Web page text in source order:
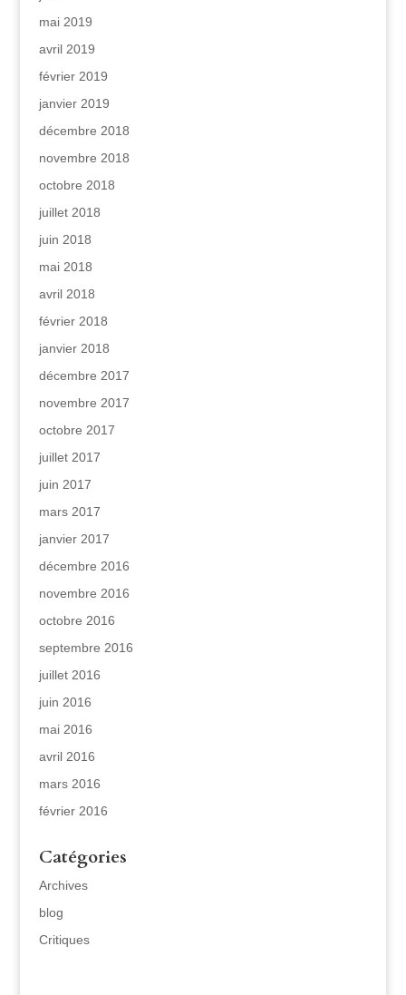
mai 2019
avril 2019
février 2019
janvier 2019
décembre 2018
novembre 2018
octobre 2018
juillet 2018
juin 2018
mai 2018
avril 2018
février 2018
janvier 2018
décembre 2017
novembre 2017
octobre 2017
juillet 2017
juin 2017
mars 2017
janvier 2017
décembre 2016
novembre 2016
octobre 2016
septembre 2016
juillet 2016
juin 2016
mai 2016
avril 2016
mars 2016
février 2016
Catégories
Archives
blog
Critiques